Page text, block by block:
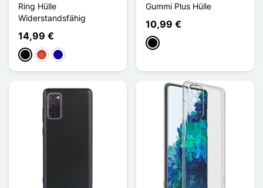
Ring Hülle
Widerstandsfähig
14,99 €
Schwarz
Rot Dunkelblau
Gummi Plus Hülle
10,99 €
Schwarz